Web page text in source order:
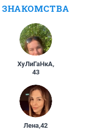
ЗНАКОМСТВА
ХуЛиГаНкА,
43
Лена,42